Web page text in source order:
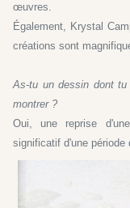
œuvres.
Également, Krystal
créations sont
As-tu un dessin dont
montrer ?
Oui, une reprise
significatif d'une période